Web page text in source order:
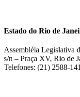
Estado do Rio de
Assembléia Legislativa
s/n – Praça XV, Rio de
Telefones: (21) 2588-